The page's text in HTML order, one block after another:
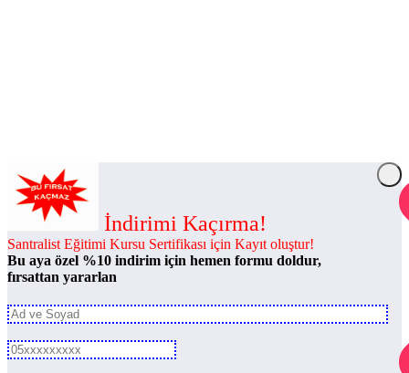
İndirimi Kaçırma!
Santralist Eğitimi Kursu Sertifikası için Kayıt oluştur!
Bu aya özel %10 indirim için hemen formu doldur,
fırsattan yararlan